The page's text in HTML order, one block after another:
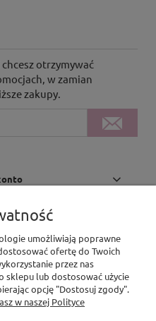
otrzymywać
w zamian
zakupy.
dostawa
umożliwiają poprawne
ofertę do Twoich
przez nas
sklepu lub dostosować użycie
opcję "Dostosuj zgody".
w naszej Polityce